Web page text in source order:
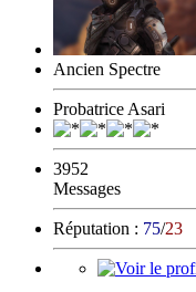
Ancien Spectre
Probatrice Asari
3952
Messages
Réputation : 75/23